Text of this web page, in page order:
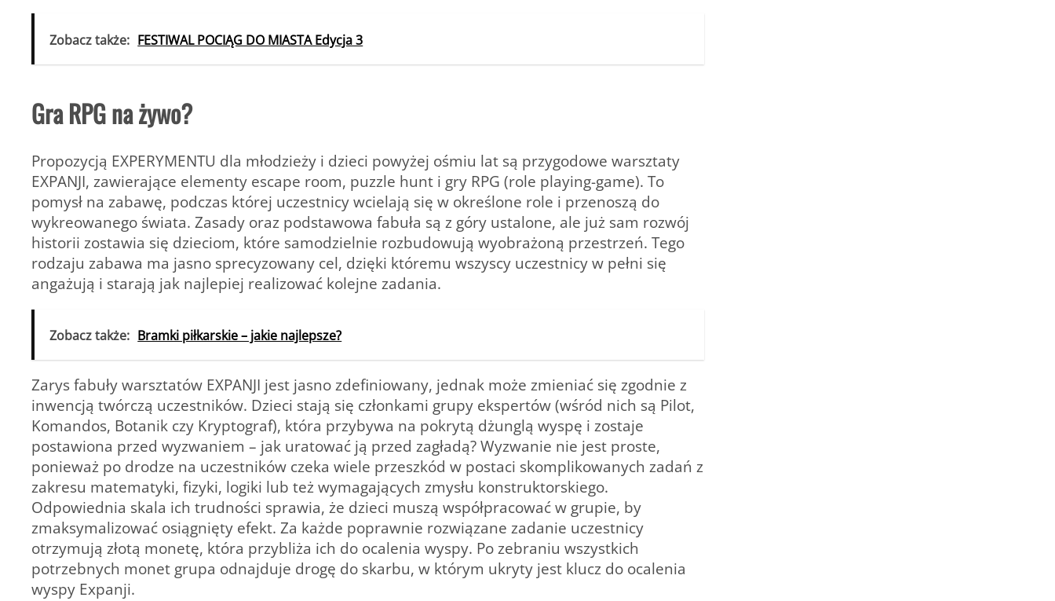
Zobacz także: FESTIWAL POCIĄG DO MIASTA Edycja 3
Gra RPG na żywo?
Propozycją EXPERYMENTU dla młodzieży i dzieci powyżej ośmiu lat są przygodowe warsztaty
EXPANJI, zawierające elementy escape room, puzzle hunt i gry RPG (role playing-game). To
pomysł na zabawę, podczas której uczestnicy wcielają się w określone role i przenoszą do
wykreowanego świata. Zasady oraz podstawowa fabuła są z góry ustalone, ale już sam rozwój
historii zostawia się dzieciom, które samodzielnie rozbudowują wyobrażoną przestrzeń. Tego
rodzaju zabawa ma jasno sprecyzowany cel, dzięki któremu wszyscy uczestnicy w pełni się
angażują i starają jak najlepiej realizować kolejne zadania.
Zobacz także: Bramki piłkarskie – jakie najlepsze?
Zarys fabuły warsztatów EXPANJI jest jasno zdefiniowany, jednak może zmieniać się zgodnie z
inwencją twórczą uczestników. Dzieci stają się członkami grupy ekspertów (wśród nich są Pilot,
Komandos, Botanik czy Kryptograf), która przybywa na pokrytą dżunglą wyspę i zostaje
postawiona przed wyzwaniem – jak uratować ją przed zagładą? Wyzwanie nie jest proste,
ponieważ po drodze na uczestników czeka wiele przeszkód w postaci skomplikowanych zadań z
zakresu matematyki, fizyki, logiki lub też wymagających zmysłu konstruktorskiego.
Odpowiednia skala ich trudności sprawia, że dzieci muszą współpracować w grupie, by
zmaksymalizować osiągnięty efekt. Za każde poprawnie rozwiązane zadanie uczestnicy
otrzymują złotą monetę, która przybliża ich do ocalenia wyspy. Po zebraniu wszystkich
potrzebnych monet grupa odnajduje drogę do skarbu, w którym ukryty jest klucz do ocalenia
wyspy Expanji.